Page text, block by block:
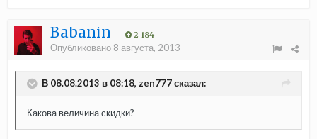
Babanin 2 184
Опубликовано 8 августа, 2013
В 08.08.2013 в 08:18, zen777 сказал:
Какова величина скидки?